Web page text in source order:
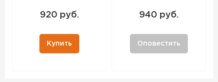
920 руб.
Купить
940 руб.
Оповестить